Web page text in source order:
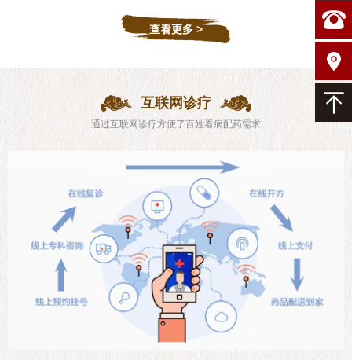
查看更多 >
互联网诊疗
通过互联网诊疗方便了百姓看病配药需求